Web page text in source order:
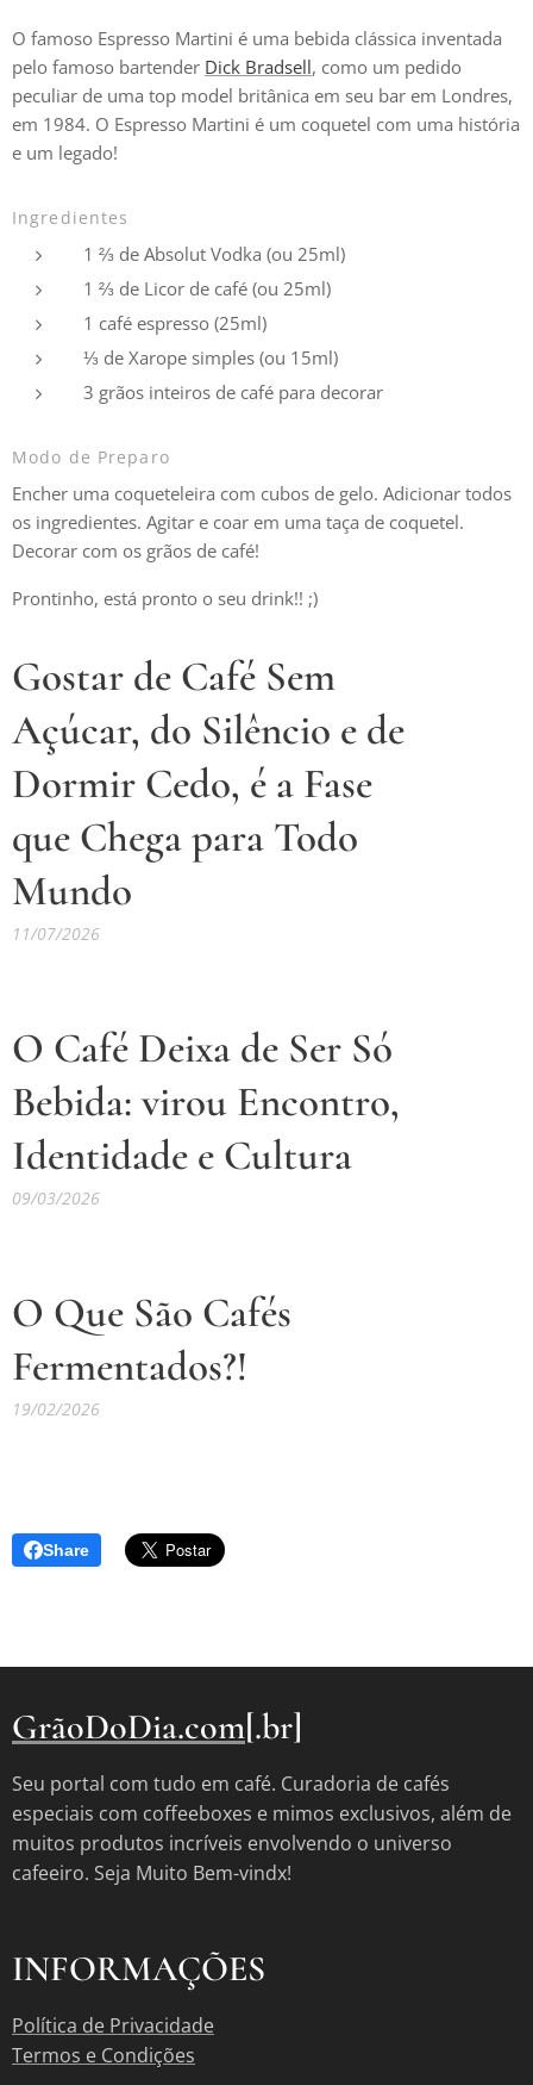
O famoso Espresso Martini é uma bebida clássica inventada
pelo famoso bartender Dick Bradsell, como um pedido
peculiar de uma top model britânica em seu bar em Londres,
em 1984. O Espresso Martini é um coquetel com uma história
e um legado!
Ingredientes
1 ⅔ de Absolut Vodka (ou 25ml)
1 ⅔ de Licor de café (ou 25ml)
1 café espresso (25ml)
⅓ de Xarope simples (ou 15ml)
3 grãos inteiros de café para decorar
Modo de Preparo
Encher uma coqueteleira com cubos de gelo. Adicionar todos
os ingredientes. Agitar e coar em uma taça de coquetel.
Decorar com os grãos de café!
Prontinho, está pronto o seu drink!! ;)
Gostar de Café Sem
Açúcar, do Silêncio e de
Dormir Cedo, é a Fase
que Chega para Todo
Mundo
11/07/2026
O Café Deixa de Ser Só
Bebida:virou Encontro,
Identidade e Cultura
09/03/2026
O Que São Cafés
Fermentados?!
19/02/2026
Share
GrãoDoDia.com[.br]
Seu portal com tudo em café. Curadoria de cafés
especiais com coffeeboxes e mimos exclusivos, além de
muitos produtos incríveis envolvendo o universo
cafeeiro. Seja Muito Bem-vindx!
INFORMAÇÕES
Política de Privacidade
Termos e Condições